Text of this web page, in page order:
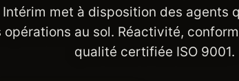
Intérim met à disposition des agents
opérations au sol. Réactivité,
qualité certifiée ISO 9001.